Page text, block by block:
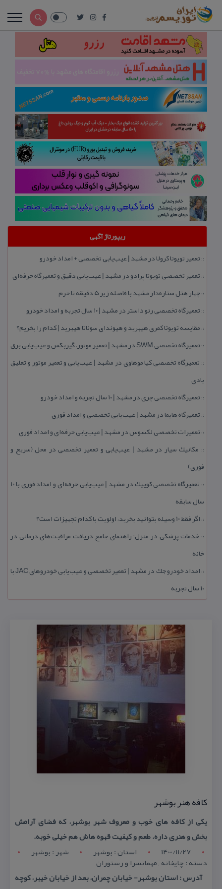
ریپورتاژ آگهی
:: تعمیر تویوتا كرولا در مشهد | عیب‌یابی تخصصی + امداد خودرو
:: تعمیر تخصصی تویوتا پرادو در مشهد | عیب‌یابی دقیق و تعمیرگاه حرفه‌ای
::چهار هتل‌ ستاره‌دار مشهد با فاصله زیر 5 دقیقه تا حرم
:: تعمیرگاه تخصصی رنو داستر در مشهد | ۱۰ سال تجربه و امداد خودرو
:: مقایسه تویوتا كمری هیبرید و هیوندای سوناتا هیبرید | كدام را بخریم؟
:: تعمیرگاه تخصصی SWM در مشهد | تعمیر موتور، گیربكس و عیب‌یابی برق
:: تعمیرگاه تخصصی كیا موهاوی در مشهد | عیب‌یابی و تعمیر موتور و تعلیق
بادی
:: تعمیرگاه تخصصی چری در مشهد | ۱۰ سال تجربه و امداد خودرو
:: تعمیرگاه هایما در مشهد | عیب‌یابی تخصصی و امداد فوری
:: تعمیرات تخصصی لكسوس در مشهد | عیب‌یابی حرفه‌ای و امداد فوری
:: مكانیك سیار در مشهد | عیب‌یابی و تعمیر تخصصی در محل (سریع و
فوری)
::
تعمیرگاه تخصصی كوییك در مشهد | عیب‌یابی حرفه‌ای و امداد فوری با ۱۰
سال سابقه
:: اگر فقط 10 وسیله بتوانید بخرید، اولویت با كدام تجهیزات است؟
:: خدمات پزشكی در منزل؛ راهنمای جامع دریافت مراقبت‌های درمانی در
خانه
::
امداد خودرو جك در مشهد | تعمیر تخصصی و عیب‌یابی خودروهای JAC با
۱۰ سال تجربه
كافه هنر بوشهر
یكی از كافه های خوب و معروف شهر بوشهر، كه فضای آرامش
بخش و هنری داره. طعم و كیفیت قهوه هاش هم خیلی خوبه.
1400/11/27
استان : بوشهر شهر : بوشهر
دسته : چایخانه , مهمانسرا و رستوران
آدرس : استان بوشهر- خیابان چمران، بعد از خیابان خیبر، كوچه